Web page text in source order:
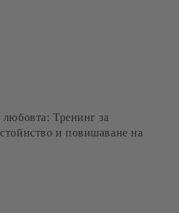
Тренинг за
и повишаване на